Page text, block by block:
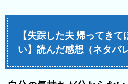
【失踪した夫 帰ってき
い】読んだ感想（ネタバ